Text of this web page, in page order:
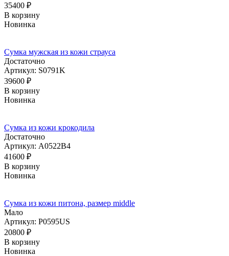
35400 ₽
В корзину
Новинка
Сумка мужская из кожи страуса
Достаточно
Артикул: S0791K
39600 ₽
В корзину
Новинка
Сумка из кожи крокодила
Достаточно
Артикул: A0522B4
41600 ₽
В корзину
Новинка
Сумка из кожи питона, размер middle
Мало
Артикул: P0595US
20800 ₽
В корзину
Новинка